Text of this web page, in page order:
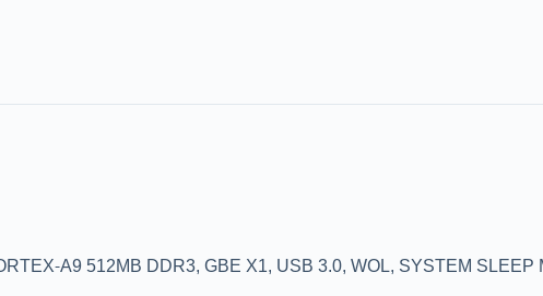
A9 512MB DDR3, GBE X1, USB 3.0, WOL, SYSTEM